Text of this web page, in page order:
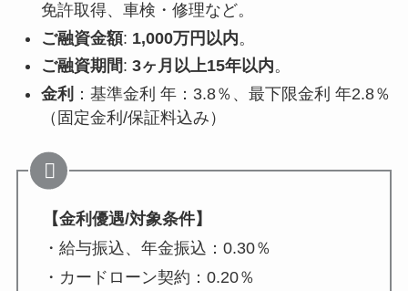
免許取得、車検・修理など。
ご融資金額: 1,000万円以内。
ご融資期間: 3ヶ月以上15年以内。
金利 ：基準金利 年：3.8％、最下限金利 年2.8％
（固定金利/保証料込み）
【金利優遇/対象条件】
・給与振込、年金振込：0.30％
・カードローン契約：0.20％